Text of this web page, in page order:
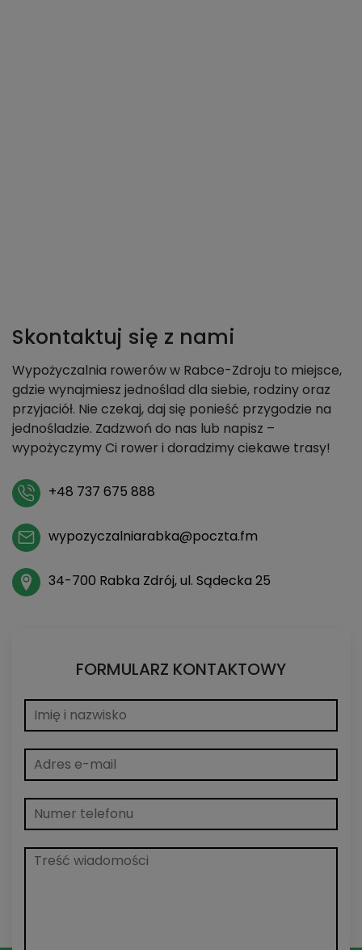
Skontaktuj się z nami
Wypożyczalnia rowerów w Rabce-Zdroju to miejsce,
gdzie wynajmiesz jednoślad dla siebie, rodziny oraz
przyjaciół. Nie czekaj, daj się ponieść przygodzie na
jednośladzie. Zadzwoń do nas lub napisz –
wypożyczymy Ci rower i doradzimy ciekawe trasy!
+48 737 675 888
wypozyczalniarabka@poczta.fm
34-700 Rabka Zdrój, ul. Sądecka 25
FORMULARZ KONTAKTOWY